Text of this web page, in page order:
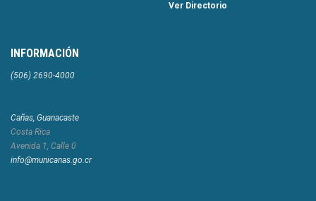
Ver Directorio
INFORMACIÓN
(506) 2690-4000
Cañas, Guanacaste
Costa Rica
Avenida 1, Calle 0
info@municanas.go.cr